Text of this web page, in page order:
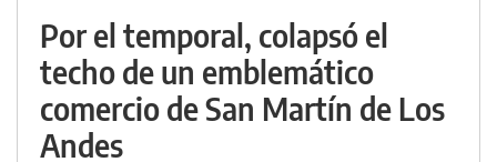
Por el temporal, colapsó el
techo de un emblemático
comercio de San Martín de Los
Andes